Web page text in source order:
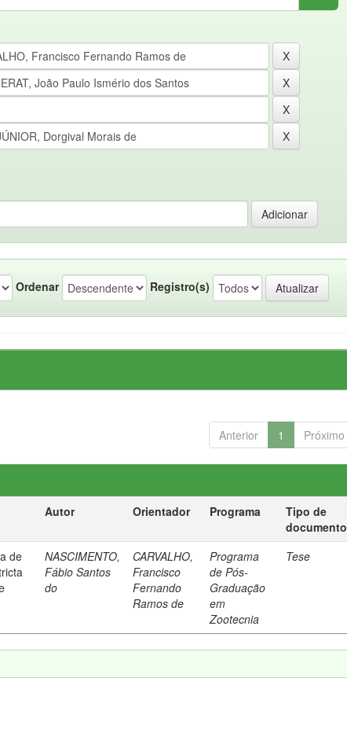
Ordenar Registro(s)
Anterior 1 Próximo
Autor Orientador Programa
Tipo de
documento
de
NASCIMENTO,
Fábio Santos
do
CARVALHO,
Francisco
Fernando
Ramos de
Programa
de Pós-
Graduação
em
Zootecnia
Tese